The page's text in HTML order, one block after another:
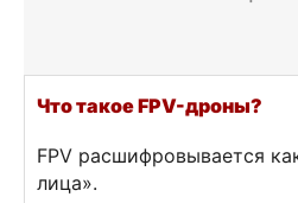
Что такое FPV-дроны?
FPV расшифровывается
лица».